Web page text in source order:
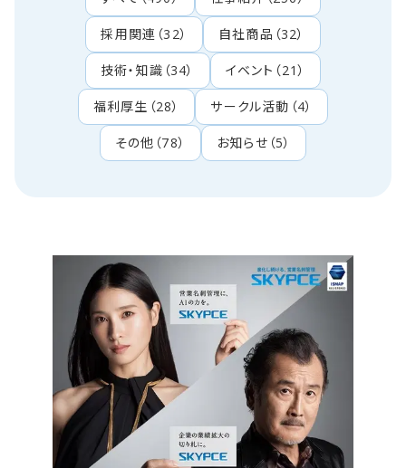
採用関連 （32） 自社商品 （32）
技術・知識 （34） イベント （21）
福利厚生 （28） サークル活動 （4）
その他 （78） お知らせ （5）